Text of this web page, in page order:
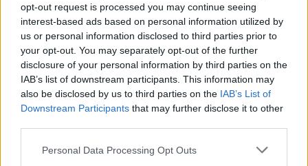
opt-out request is processed you may continue seeing
interest-based ads based on personal information utilized by
us or personal information disclosed to third parties prior to
your opt-out. You may separately opt-out of the further
disclosure of your personal information by third parties on the
IAB’s list of downstream participants. This information may
also be disclosed by us to third parties on the IAB’s List of
Downstream Participants that may further disclose it to other
Personal Data Processing Opt Outs
Αυτό είναι το πιο ακριβό παγωτό στον
κόσμο – Κοστίζει 5.580 ευρώ η μερίδα!
Η ιαπωνική μάρκα παγωτού Cellato σημείωσε νέο παγκόσμιο